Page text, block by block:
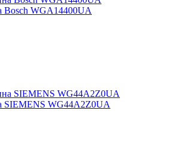
Bosch WGA14400UA
SIEMENS WG44A2Z0UA